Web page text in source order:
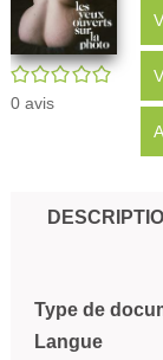
/5
0 avis
Type de
Langue